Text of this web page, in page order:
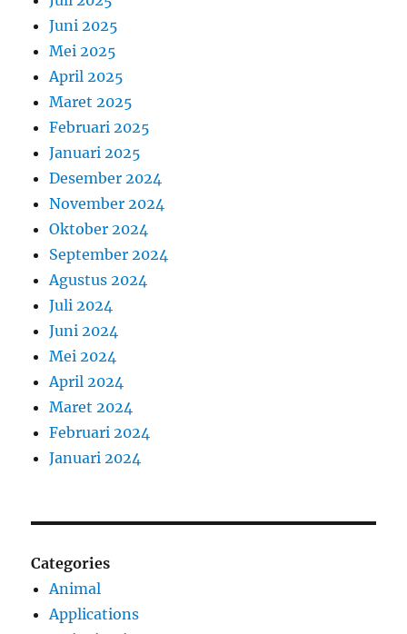
Juni 2025
Mei 2025
April 2025
Maret 2025
Februari 2025
Januari 2025
Desember 2024
November 2024
Oktober 2024
September 2024
Agustus 2024
Juli 2024
Juni 2024
Mei 2024
April 2024
Maret 2024
Februari 2024
Januari 2024
Categories
Animal
Applications